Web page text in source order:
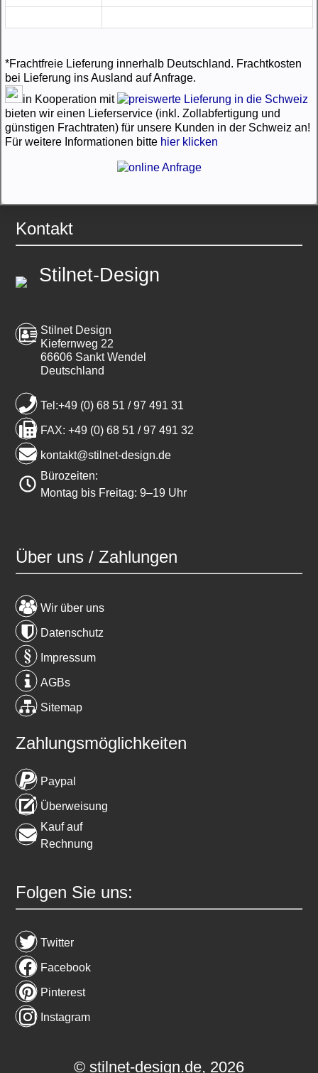
*Frachtfreie Lieferung innerhalb Deutschland. Frachtkosten
bei Lieferung ins Ausland auf Anfrage.
in Kooperation mit
bieten wir einen Lieferservice (inkl. Zollabfertigung und
günstigen Frachtraten) für unsere Kunden in der Schweiz an!
Für weitere Informationen bitte hier klicken
Kontakt
Stilnet-Design
Stilnet Design
Kiefernweg 22
66606 Sankt Wendel
Deutschland
Tel:+49 (0) 68 51 / 97 491 31
FAX: +49 (0) 68 51 / 97 491 32
kontakt@stilnet-design.de
Bürozeiten:
Montag bis Freitag: 9–19 Uhr
Über uns / Zahlungen
Wir über uns
Datenschutz
Impressum
AGBs
Sitemap
Zahlungsmöglichkeiten
Paypal
Überweisung
Kauf auf
Rechnung
Folgen Sie uns:
Twitter
Facebook
Pinterest
Instagram
© stilnet-design.de, 2026